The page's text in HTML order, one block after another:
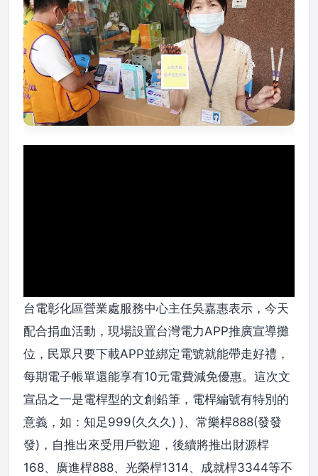
台電彰化區營業處服務中心主任吳嘉惠表示，今天
配合捐血活動，現場設置台灣電力APP推廣宣導攤
位，民眾只要下載APP並綁定電號就能帶走好禮，
每期電子帳單還能享有10元電費減免優惠。這次文
宣品之一是電桿型的文創鉛筆，電桿編號有特別的
意義，如：知足999(久久久) )、常樂桿888(發發
發)，自推出來受用戶歡迎，後續將推出財源桿
168、廣進桿888、光榮桿1314、成就桿3344等不